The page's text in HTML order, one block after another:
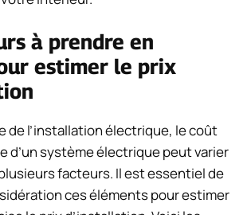
à prendre en
estimer le prix
de l’installation électrique, le coût
d’un système électrique peut varier
facteurs. Il est essentiel de
ces éléments pour estimer